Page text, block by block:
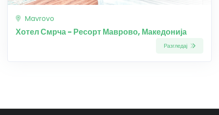
Mavrovo
Хотел Смрча - Ресорт Маврово, Македонија
Разгледај